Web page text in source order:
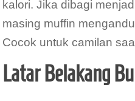
kalori. Jika dibagi
masing muffin
Cocok untuk camilan
Latar Belakang